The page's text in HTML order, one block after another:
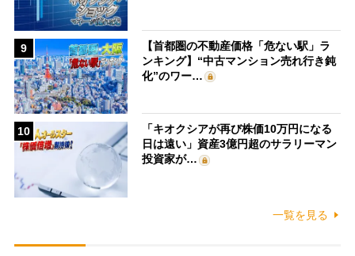
9
【首都圏の不動産価格「危ない駅」ラ
ンキング】“中古マンション売れ行き鈍
化”のワー…
10
「キオクシアが再び株価10万円になる
日は遠い」資産3億円超のサラリーマン
投資家が…
一覧を見る